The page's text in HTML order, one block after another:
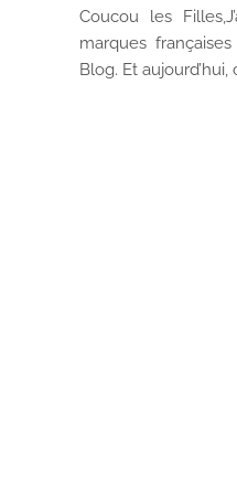
Coucou les
marques
Blog. Et aujourd’hui,